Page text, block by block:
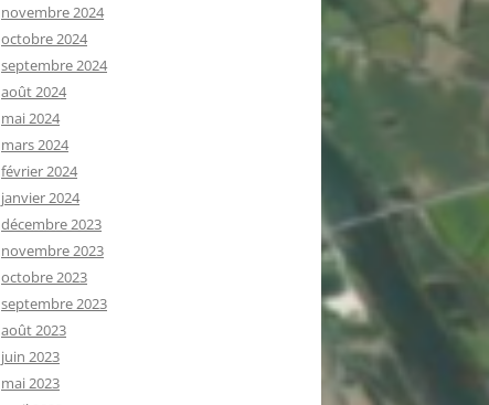
novembre 2024
octobre 2024
septembre 2024
août 2024
mai 2024
mars 2024
février 2024
janvier 2024
décembre 2023
novembre 2023
octobre 2023
septembre 2023
août 2023
juin 2023
mai 2023